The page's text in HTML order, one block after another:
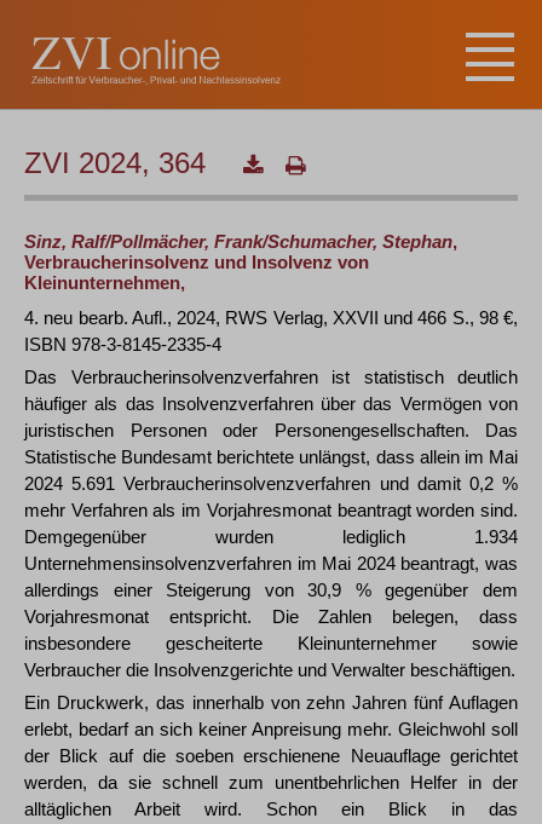
ZVI 2024, 364
Sinz, Ralf/Pollmächer, Frank/Schumacher, Stephan,
Verbraucherinsolvenz und Insolvenz von
Kleinunternehmen,
4. neu bearb. Aufl., 2024, RWS Verlag, XXVII und 466 S., 98 €,
ISBN 978-3-8145-2335-4
Das Verbraucherinsolvenzverfahren ist statistisch deutlich
häufiger als das Insolvenzverfahren über das Vermögen von
juristischen Personen oder Personengesellschaften. Das
Statistische Bundesamt berichtete unlängst, dass allein im Mai
2024 5.691 Verbraucherinsolvenzverfahren und damit 0,2 %
mehr Verfahren als im Vorjahresmonat beantragt worden sind.
Demgegenüber wurden lediglich 1.934
Unternehmensinsolvenzverfahren im Mai 2024 beantragt, was
allerdings einer Steigerung von 30,9 % gegenüber dem
Vorjahresmonat entspricht. Die Zahlen belegen, dass
insbesondere gescheiterte Kleinunternehmer sowie
Verbraucher die Insolvenzgerichte und Verwalter beschäftigen.
Ein Druckwerk, das innerhalb von zehn Jahren fünf Auflagen
erlebt, bedarf an sich keiner Anpreisung mehr. Gleichwohl soll
der Blick auf die soeben erschienene Neuauflage gerichtet
werden, da sie schnell zum unentbehrlichen Helfer in der
alltäglichen Arbeit wird. Schon ein Blick in das